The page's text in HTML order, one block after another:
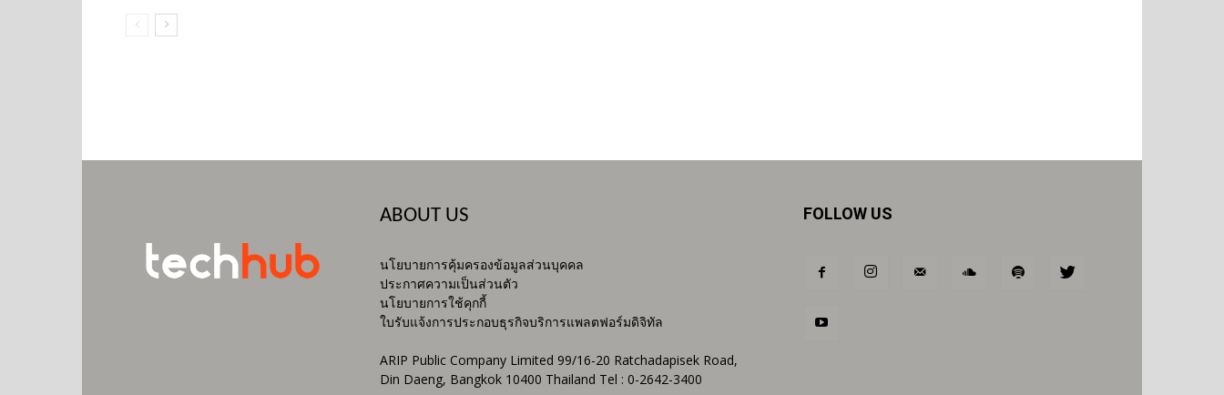
ABOUT US
นโยบายการคุ้มครองข้อมูลส่วนบุคคล
ประกาศความเป็นส่วนตัว
นโยบายการใช้คุกกี้
ใบรับแจ้งการประกอบธุรกิจบริการแพลตฟอร์มดิจิทัล
ARIP Public Company Limited 99/16-20 Ratchadapisek Road,
Din Daeng, Bangkok 10400 Thailand Tel : 0-2642-3400
FOLLOW US